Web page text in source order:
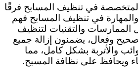
في تنظيف المسابح فرقًا
في تنظيف المسابح فهم
الممارسات والتقنيات لتنظيف
وفعال، يضمنون إزالة جميع
والأتربة بشكل كامل، مما
ويحافظ على نظافة المسبح.